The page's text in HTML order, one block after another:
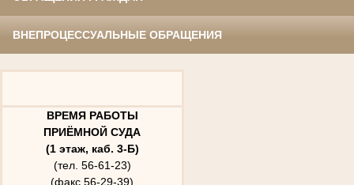
ВНЕПРОЦЕССУАЛЬНЫЕ ОБРАЩЕНИЯ
ВРЕМЯ РАБОТЫ
ПРИЁМНОЙ СУДА
(1 этаж, каб. 3-Б)
(тел. 56-61-23)
(факс 56-29-39)